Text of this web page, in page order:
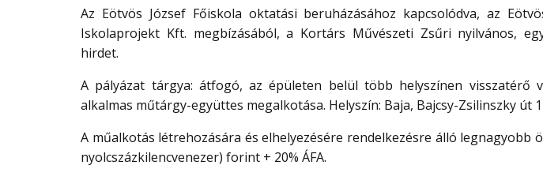
Az Eötvös József Főiskola oktatási beruházásához kapcsolódva, az
Iskolaprojekt Kft. megbízásából, a Kortárs Művészeti Zsűri nyilvános,
hirdet.
A pályázat tárgya: átfogó, az épületen belül több helyszínen visszatérő
alkalmas műtárgy-együttes megalkotása. Helyszín: Baja, Bajcsy-Zsilinszky út
A műalkotás létrehozására és elhelyezésére rendelkezésre álló legnagyobb
nyolcszázkilencvenezer) forint + 20% ÁFA.